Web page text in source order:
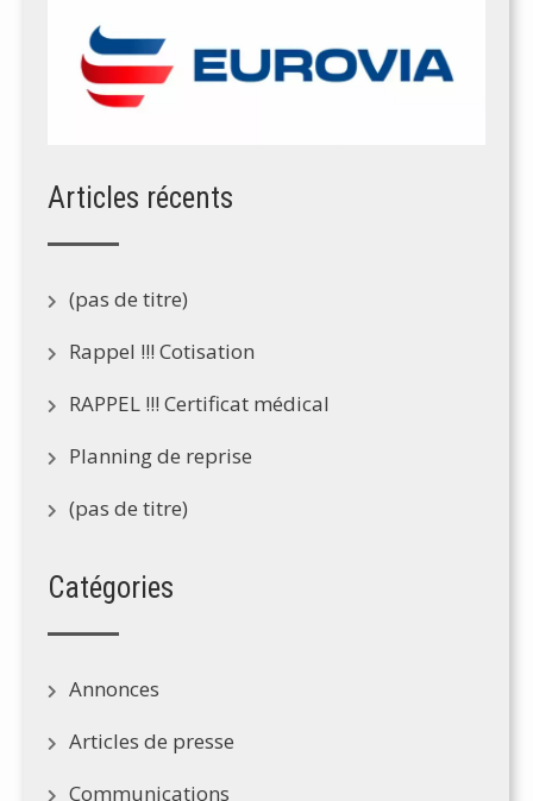
Articles récents
(pas de titre)
Rappel !!! Cotisation
RAPPEL !!! Certificat médical
Planning de reprise
(pas de titre)
Catégories
Annonces
Articles de presse
Communications